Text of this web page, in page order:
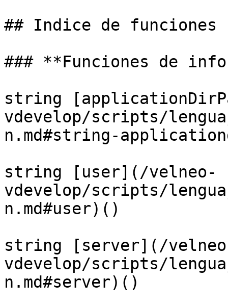
## Indice de funciones
### **Funciones de
string
vdevelop/scripts/
n.md#string-
string [user](/velneo-
vdevelop/scripts/
n.md#user)()
string [server](/
vdevelop/scripts/
n.md#server)()